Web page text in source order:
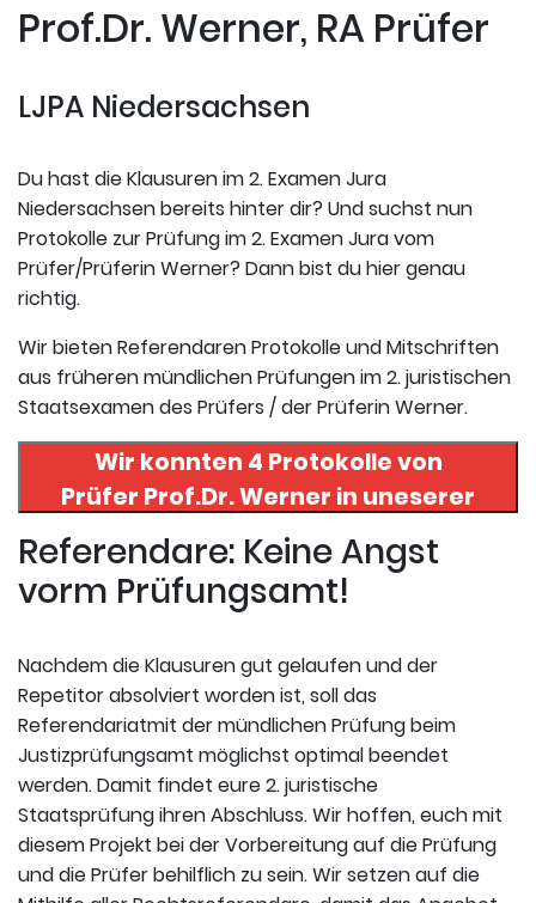
Prof.Dr. Werner, RA Prüfer
LJPA Niedersachsen
Du hast die Klausuren im 2. Examen Jura
Niedersachsen bereits hinter dir? Und suchst nun
Protokolle zur Prüfung im 2. Examen Jura vom
Prüfer/Prüferin Werner? Dann bist du hier genau
richtig.
Wir bieten Referendaren Protokolle und Mitschriften
aus früheren mündlichen Prüfungen im 2. juristischen
Staatsexamen des Prüfers / der Prüferin Werner.
Wir konnten 4 Protokolle von
Prüfer Prof.Dr. Werner in uneserer
Datenbank finden. Hier
registrieren und die Protokolle
abrufen.
Referendare: Keine Angst
vorm Prüfungsamt!
Nachdem die Klausuren gut gelaufen und der
Repetitor absolviert worden ist, soll das
Referendariatmit der mündlichen Prüfung beim
Justizprüfungsamt möglichst optimal beendet
werden. Damit findet eure 2. juristische
Staatsprüfung ihren Abschluss. Wir hoffen, euch mit
diesem Projekt bei der Vorbereitung auf die Prüfung
und die Prüfer behilflich zu sein. Wir setzen auf die